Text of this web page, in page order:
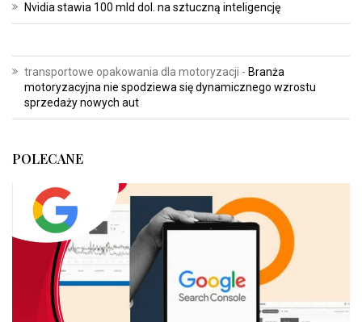
Nvidia stawia 100 mld dol. na sztuczną inteligencję
transportowe opakowania dla motoryzacji - Branża
motoryzacyjna nie spodziewa się dynamicznego wzrostu
sprzedaży nowych aut
POLECANE